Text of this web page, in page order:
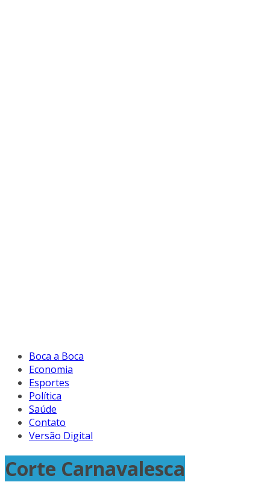
Boca a Boca
Economia
Esportes
Política
Saúde
Contato
Versão Digital
Corte Carnavalesca